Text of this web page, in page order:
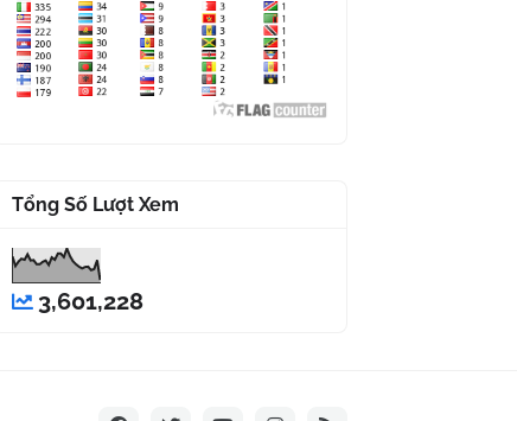
Tổng Số Lượt Xem
3,601,228